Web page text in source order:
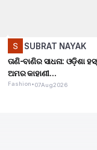
SUBRAT NAYAK
ତାଣି-ବାଣିର ସାଧନା: ଓଡ଼ିଶା
ଅମର କାହାଣୀ...
Fashion•07Aug2026